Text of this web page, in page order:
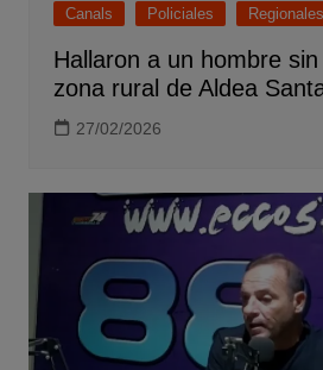
Canals Policiales Regionales
Hallaron a un hombre
zona rural de Aldea
27/02/2026